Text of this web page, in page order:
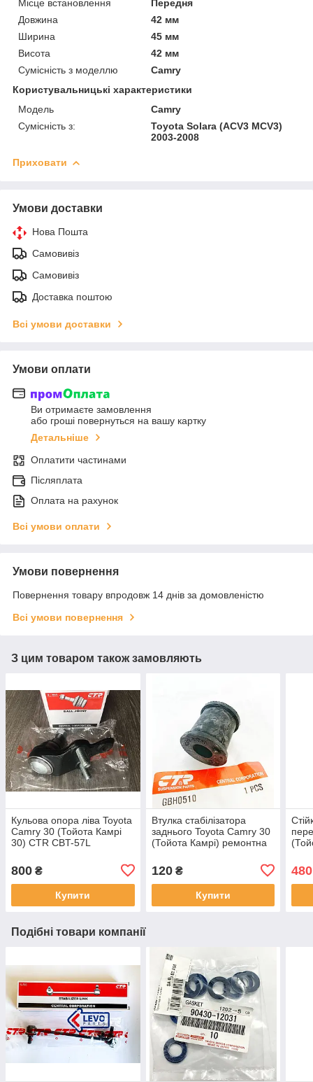
Місце встановлення
Передня
Довжина
42 мм
Ширина
45 мм
Висота
42 мм
Сумісність з моделлю
Camry
Користувальницькі характеристики
Модель
Camry
Сумісність з:
Toyota Solara (ACV3 MCV3)
2003-2008
Приховати
Умови доставки
Нова Пошта
Самовивіз
Самовивіз
Доставка поштою
Всі умови доставки
Умови оплати
Ви отримаєте замовлення
або гроші повернуться на вашу картку
Детальніше
Оплатити частинами
Післяплата
Оплата на рахунок
Всі умови оплати
Умови повернення
Повернення товару впродовж 14 днів за домовленістю
Всі умови повернення
З цим товаром також замовляють
Кульова опора ліва Toyota
Camry 30 (Тойота Камрі
30) CTR CBT-57L
800 ₴
Купити
Втулка стабілізатора
заднього Toyota Camry 30
(Тойота Камрі) ремонтна
120₴
Купити
480
Подібні товари компанії